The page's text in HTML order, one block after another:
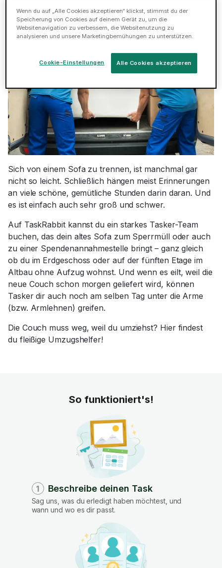
Hilfe bei der Sofaentsorgung
Sich von einem Sofa zu trennen, ist manchmal gar
nicht so leicht. Schließlich hängen meist Erinnerungen
an viele schöne, gemütliche Stunden darin daran. Und
es ist einfach auch sehr groß und schwer.
Auf TaskRabbit kannst du ein starkes Tasker-Team
buchen, das dein altes Sofa zum Sperrmüll oder auch
zu einer Spendenannahmestelle bringt – ganz gleich
ob du im Erdgeschoss oder auf der fünften Etage im
Altbau ohne Aufzug wohnst. Und wenn es eilt, weil die
neue Couch schon morgen geliefert wird, können
Tasker dir auch noch am selben Tag unter die Arme
(bzw. Armlehnen) greifen.
Die Couch muss weg, weil du umziehst? Hier findest
du fleißige Umzugshelfer!
So funktioniert's!
1 Beschreibe deinen Task
Sag uns, was du erledigt haben möchtest, und
wann und wo es dir passt.
Wenn du auf „Alle Cookies akzeptieren“ klickst, stimmst du der
Speicherung von Cookies auf deinem Gerät zu, um die
Websitenavigation zu verbessern, die Websitenutzung zu
analysieren und unsere Marketingbemühungen zu unterstützen.
Alle Cookies akzeptieren
Cookie-Einstellungen